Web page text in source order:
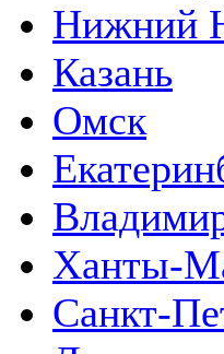
Нижний
Казань
Омск
Ханты-
Санкт-